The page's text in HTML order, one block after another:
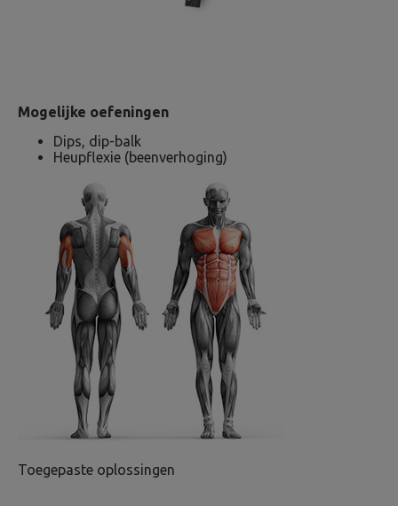
Mogelijke oefeningen
Dips, dip-balk
Heupflexie (beenverhoging)
Toegepaste oplossingen